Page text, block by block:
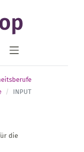
INPUT
die